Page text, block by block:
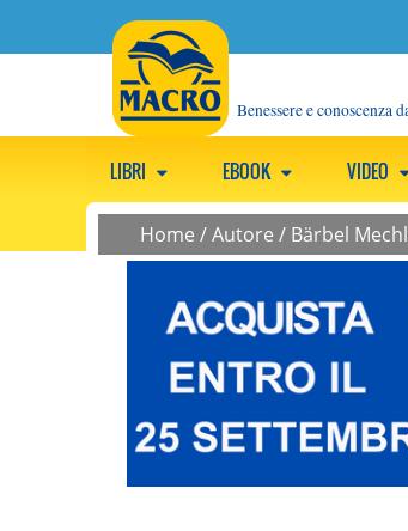
Benessere e conoscenza
LIBRI EBOOK VIDEO
Home /Autore / Bärbel